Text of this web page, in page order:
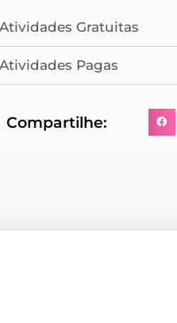
Atividades Gratuitas
Atividades Pagas
Compartilhe: